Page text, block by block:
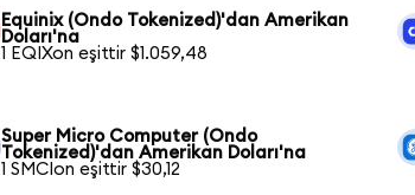
Equinix (Ondo Tokenized)'dan Amerikan
Doları'na
1 EQIXon eşittir $1.059,48
Super Micro Computer (Ondo
Tokenized)'dan Amerikan Doları'na
1 SMCIon eşittir $30,12